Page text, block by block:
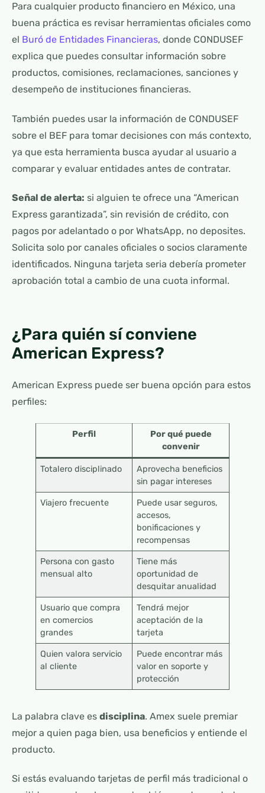
Para cualquier producto financiero en México, una
buena práctica es revisar herramientas oficiales como
el Buró de Entidades Financieras, donde CONDUSEF
explica que puedes consultar información sobre
productos, comisiones, reclamaciones, sanciones y
desempeño de instituciones financieras.
También puedes usar la información de CONDUSEF
sobre el BEF para tomar decisiones con más contexto,
ya que esta herramienta busca ayudar al usuario a
comparar y evaluar entidades antes de contratar.
Señal de alerta: si alguien te ofrece una “American
Express garantizada”, sin revisión de crédito, con
pagos por adelantado o por WhatsApp, no deposites.
Solicita solo por canales oficiales o socios claramente
identificados. Ninguna tarjeta seria debería prometer
aprobación total a cambio de una cuota informal.
¿Para quién sí conviene
American Express?
American Express puede ser buena opción para estos
perfiles:
Perfil
Por qué puede
convenir
Totalero disciplinado
Aprovecha beneficios
sin pagar intereses
Viajero frecuente
Puede usar seguros,
accesos,
bonificaciones y
recompensas
Persona con gasto
mensual alto
Tiene más
oportunidad de
desquitar anualidad
Usuario que compra
en comercios
grandes
Tendrá mejor
aceptación de la
tarjeta
Quien valora servicio
al cliente
Puede encontrar más
valor en soporte y
protección
La palabra clave es disciplina. Amex suele premiar
mejor a quien paga bien, usa beneficios y entiende el
producto.
Si estás evaluando tarjetas de perfil más tradicional o